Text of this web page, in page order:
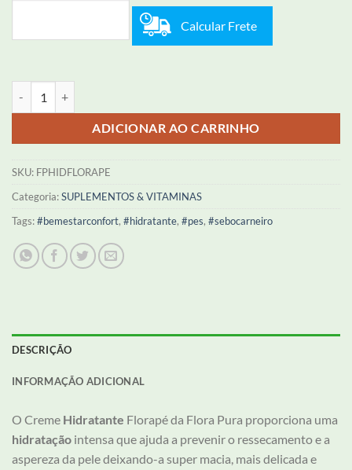
Calcular Frete
ADICIONAR AO CARRINHO
SKU: FPHIDFLORAPE
Categoria:SUPLEMENTOS & VITAMINAS
Tags:#bemestarconfort, #hidratante, #pes, #sebocarneiro
DESCRIÇÃO
INFORMAÇÃO ADICIONAL
O Creme Hidratante Florapé da Flora Pura proporciona uma
hidratação intensa que ajuda a prevenir o ressecamento e a
aspereza da pele deixando-a super macia, mais delicada e